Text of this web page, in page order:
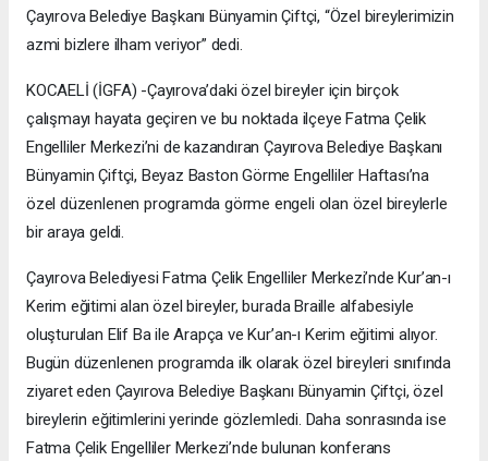
Çayırova Belediye Başkanı Bünyamin Çiftçi, “Özel bireylerimizin
azmi bizlere ilham veriyor” dedi.
KOCAELİ (İGFA) -Çayırova’daki özel bireyler için birçok
çalışmayı hayata geçiren ve bu noktada ilçeye Fatma Çelik
Engelliler Merkezi’ni de kazandıran Çayırova Belediye Başkanı
Bünyamin Çiftçi, Beyaz Baston Görme Engelliler Haftası’na
özel düzenlenen programda görme engeli olan özel bireylerle
bir araya geldi.
Çayırova Belediyesi Fatma Çelik Engelliler Merkezi’nde Kur’an-ı
Kerim eğitimi alan özel bireyler, burada Braille alfabesiyle
oluşturulan Elif Ba ile Arapça ve Kur’an-ı Kerim eğitimi alıyor.
Bugün düzenlenen programda ilk olarak özel bireyleri sınıfında
ziyaret eden Çayırova Belediye Başkanı Bünyamin Çiftçi, özel
bireylerin eğitimlerini yerinde gözlemledi. Daha sonrasında ise
Fatma Çelik Engelliler Merkezi’nde bulunan konferans